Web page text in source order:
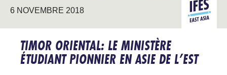
6 NOVEMBRE 2018
TRAVAIL
PIONNIER
ASIE DE
L’EST
TIMOR ORIENTAL: LE MINISTÈRE
ÉTUDIANT PIONNIER EN ASIE DE L’EST